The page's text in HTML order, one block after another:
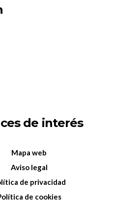
de interés
Mapa web
Aviso legal
de privacidad
de cookies